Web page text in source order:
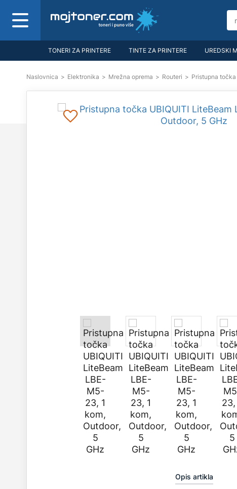
TONERI ZA PRINTERE TINTE ZA PRINTERE UREDSKI
Naslovnica > Elektronika > Mrežna oprema > Routeri > Pristupna
Opis artikla